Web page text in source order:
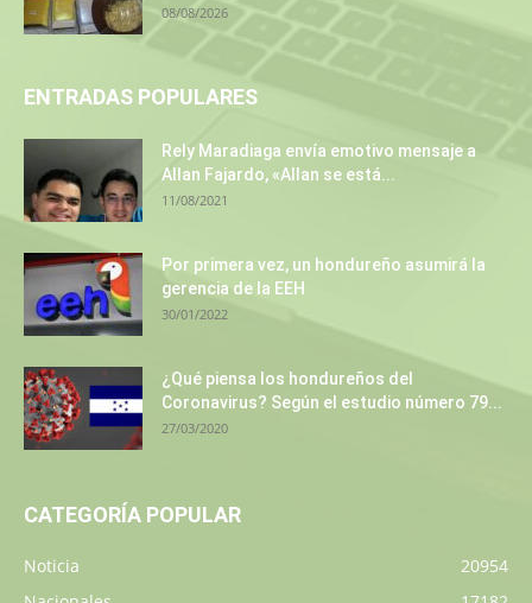
08/08/2026
ENTRADAS POPULARES
Rely Maradiaga envía emotivo mensaje a
Allan Fajardo, «Allan se está...
11/08/2021
Por primera vez, un hondureño asumirá la
gerencia de la EEH
30/01/2022
¿Qué piensa los hondureños del
Coronavirus? Según el estudio número 79...
27/03/2020
CATEGORÍA POPULAR
Noticia
20954